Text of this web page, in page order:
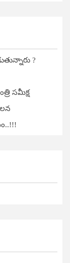
?
సమీక్ష